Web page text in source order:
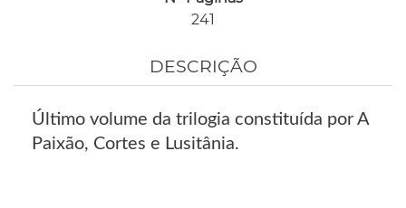
241
DESCRIÇÃO
Último volume da trilogia constituída por A
Paixão, Cortes e Lusitânia.